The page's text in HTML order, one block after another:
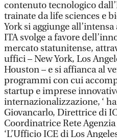
contenuto tecnologico
trainate da life sciences e
York si aggiunge
ITA svolge a favore
mercato statunitense,
uffici – New York, Los
Houston – e si affianca al
programmi con cui
startup e imprese
internazionalizzazione, ‘
Giovancarlo, Direttrice di
Coordinatrice Rete
‘L’Ufficio ICE di Los